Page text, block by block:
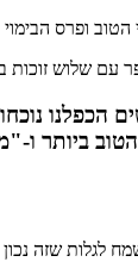
ופרס
שלוש זוכות
על קצת
ביותר ו-"
לגלות שזה